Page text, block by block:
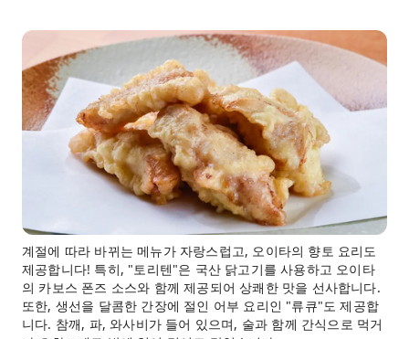
계절에 따라 바뀌는 메뉴가 자랑스럽고, 오이타의 향토 요리도
제공합니다! 특히, "토리텐"은 국산 닭고기를 사용하고 오이타
의 카보스 폰즈 소스와 함께 제공되어 상쾌한 맛을 선사합니다.
또한, 생선을 달콤한 간장에 절인 어부 요리인 "류큐"도 제공합
니다. 참깨, 파, 와사비가 들어 있으며, 술과 함께 간식으로 먹거